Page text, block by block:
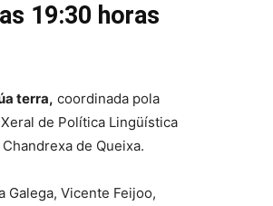
19:30 horas
terra, coordinada pola
de Política Lingüística
de Queixa.
Galega, Vicente Feijoo,